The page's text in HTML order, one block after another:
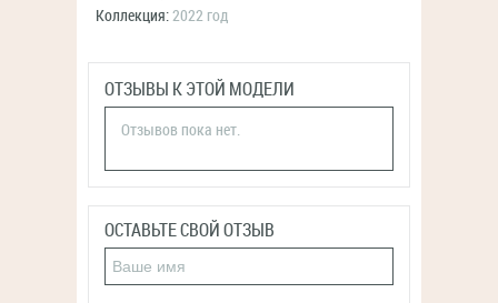
Коллекция:2022 год
ОТЗЫВЫ К ЭТОЙ МОДЕЛИ
Отзывов пока нет.
ОСТАВЬТЕ СВОЙ ОТЗЫВ